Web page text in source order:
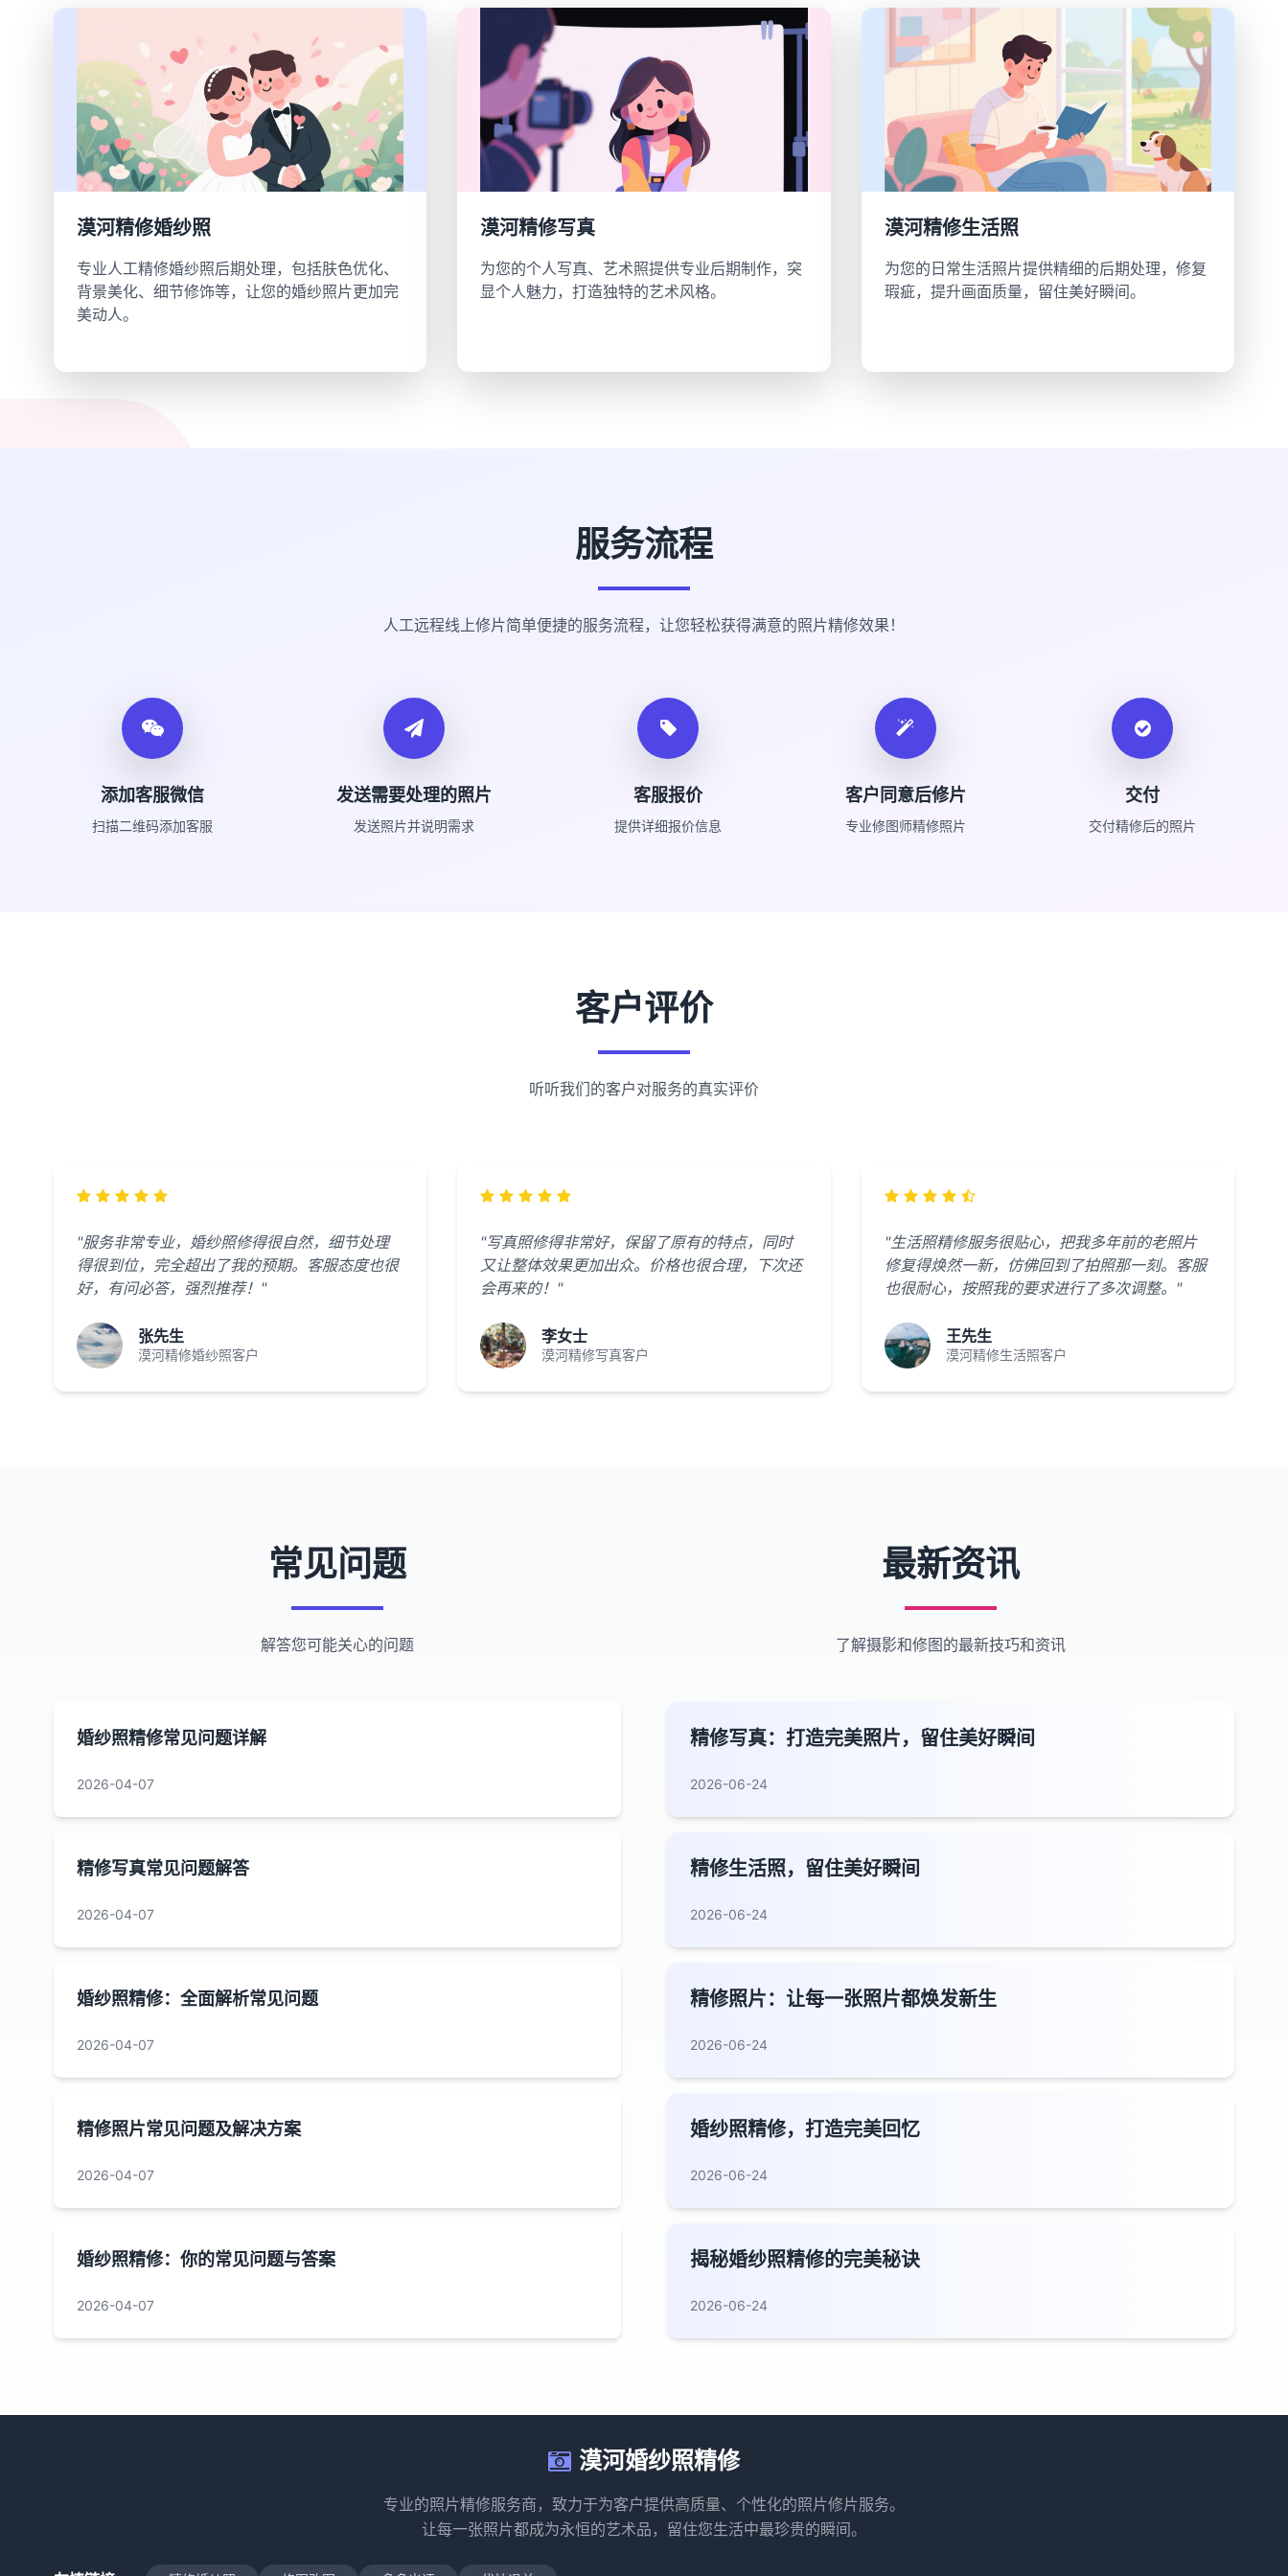
漠河精修婚纱照
专业人工精修婚纱照后期处理，包括肤色优化、
背景美化、细节修饰等，让您的婚纱照片更加完
美动人。
漠河精修写真
为您的个人写真、艺术照提供专业后期制作，突
显个人魅力，打造独特的艺术风格。
漠河精修生活照
为您的日常生活照片提供精细的后期处理，修复
瑕疵，提升画面质量，留住美好瞬间。
服务流程
人工远程线上修片简单便捷的服务流程，让您轻松获得满意的照片精修效果！
添加客服微信
扫描二维码添加客服
发送需要处理的照片
发送照片并说明需求
客服报价
提供详细报价信息
客户同意后修片
专业修图师精修照片
交付
交付精修后的照片
客户评价
听听我们的客户对服务的真实评价
"服务非常专业，婚纱照修得很自然，细节处理
得很到位，完全超出了我的预期。客服态度也很
好，有问必答，强烈推荐！"
张先生
漠河精修婚纱照客户
"写真照修得非常好，保留了原有的特点，同时
又让整体效果更加出众。价格也很合理，下次还
会再来的！"
李女士
漠河精修写真客户
"生活照精修服务很贴心，把我多年前的老照片
修复得焕然一新，仿佛回到了拍照那一刻。客服
也很耐心，按照我的要求进行了多次调整。"
王先生
漠河精修生活照客户
常见问题
解答您可能关心的问题
婚纱照精修常见问题详解
2026-04-07
精修写真常见问题解答
2026-04-07
婚纱照精修：全面解析常见问题
2026-04-07
精修照片常见问题及解决方案
2026-04-07
婚纱照精修：你的常见问题与答案
2026-04-07
最新资讯
了解摄影和修图的最新技巧和资讯
精修写真：打造完美照片，留住美好瞬间
2026-06-24
精修生活照，留住美好瞬间
2026-06-24
精修照片：让每一张照片都焕发新生
2026-06-24
婚纱照精修，打造完美回忆
2026-06-24
揭秘婚纱照精修的完美秘诀
2026-06-24
漠河婚纱照精修
专业的照片精修服务商，致力于为客户提供高质量、个性化的照片修片服务。
让每一张照片都成为永恒的艺术品，留住您生活中最珍贵的瞬间。